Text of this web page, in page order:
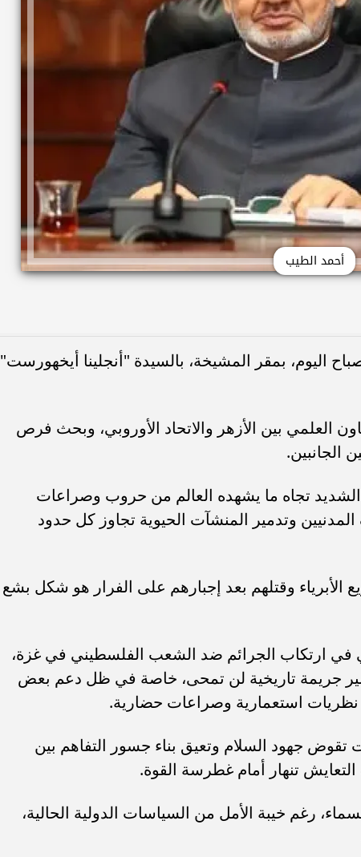
أحمد الطيب
اليوم، بمقر المشيخة، بالسيدة "أنجلينا أيخهورست"
العلمي بين الأزهر والاتحاد الأوروبي، وبحث فرص
الجانبين.
الشديد تجاه ما يشهده العالم من حروب وصراعات
وتدمير المنشآت الحيوية تجاوز كل حدود
الأبرياء وقتلهم بعد إجبارهم على الفرار هو شكل بشع
في ارتكاب الجرائم ضد الشعب الفلسطيني في غزة،
جريمة تاريخية لن تمحى، خاصة في ظل دعم بعض
استعمارية وصراعات حضارية.
جهود السلام وتعيق بناء جسور التفاهم بين
تنهار أمام غطرسة القوة.
رغم خيبة الأمل من السياسات الدولية الحالية،